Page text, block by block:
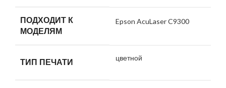
ПОДХОДИТ К
МОДЕЛЯМ
Epson AcuLaser C9300
ТИП ПЕЧАТИ цветной